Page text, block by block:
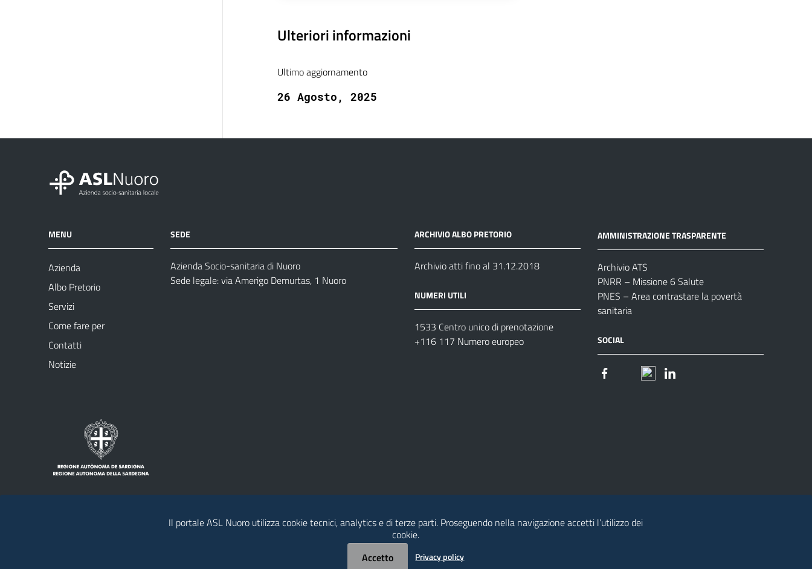
Ulteriori informazioni
Ultimo aggiornamento
26 Agosto, 2025
MENU
Azienda
Albo Pretorio
Servizi
Come fare per
Contatti
Notizie
SEDE
Azienda Socio-sanitaria di Nuoro
Sede legale: via Amerigo Demurtas, 1 Nuoro
ARCHIVIO ALBO PRETORIO
Archivio atti fino al 31.12.2018
NUMERI UTILI
1533 Centro unico di prenotazione
+116 117 Numero europeo
AMMINISTRAZIONE TRASPARENTE
Archivio ATS
PNRR – Missione 6 Salute
PNES – Area contrastare la povertà
sanitaria
SOCIAL
Il portale ASL Nuoro utilizza cookie tecnici, analytics e di terze parti. Proseguendo nella navigazione accetti l’utilizzo dei
cookie.
Accetto
Privacy policy